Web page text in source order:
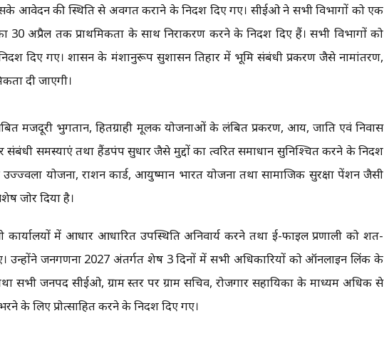
आवेदन की स्थिति से अवगत कराने के निर्देश दिए गए। सीईओ ने सभी विभागों को एक
30 अप्रैल तक प्राथमिकता के साथ निराकरण करने के निर्देश दिए हैं। सभी विभागों को
दिए गए। शासन के मंशानुरूप सुशासन तिहार में भूमि संबंधी प्रकरण जैसे नामांतरण,
दी जाएगी।
मजदूरी भुगतान, हितग्राही मूलक योजनाओं के लंबित प्रकरण, आय, जाति एवं निवास
संबंधी समस्याएं तथा हैंडपंप सुधार जैसे मुद्दों का त्वरित समाधान सुनिश्चित करने के निर्देश
उज्ज्वला योजना, राशन कार्ड, आयुष्मान भारत योजना तथा सामाजिक सुरक्षा पेंशन जैसी
जोर दिया है।
में आधार आधारित उपस्थिति अनिवार्य करने तथा ई-फाइल प्रणाली को शत-
उन्होंने जनगणना 2027 अंतर्गत शेष 3 दिनों में सभी अधिकारियों को ऑनलाइन लिंक के
सभी जनपद सीईओ, ग्राम स्तर पर ग्राम सचिव, रोजगार सहायिका के माध्यम अधिक से
के लिए प्रोत्साहित करने के निर्देश दिए गए।